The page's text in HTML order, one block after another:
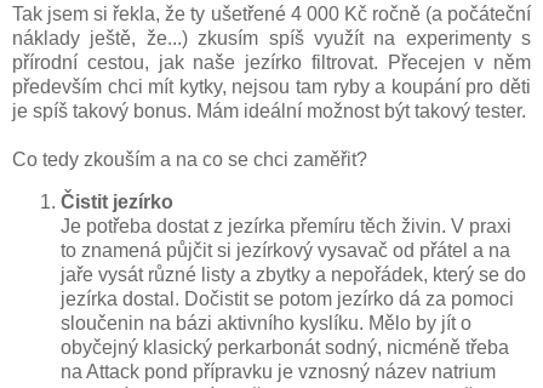
Tak jsem si řekla, že ty ušetřené 4 000 Kč ročně (a počáteční
náklady ještě, že...) zkusím spíš využít na experimenty s
přírodní cestou, jak naše jezírko filtrovat. Přecejen v něm
především chci mít kytky, nejsou tam ryby a koupání pro děti
je spíš takový bonus. Mám ideální možnost být takový tester.
Co tedy zkouším a na co se chci zaměřit?
Čistit jezírko
Je potřeba dostat z jezírka přemíru těch živin. V praxi
to znamená půjčit si jezírkový vysavač od přátel a na
jaře vysát různé listy a zbytky a nepořádek, který se do
jezírka dostal. Dočistit se potom jezírko dá za pomoci
sloučenin na bázi aktivního kyslíku. Mělo by jít o
obyčejný klasický perkarbonát sodný, nicméně třeba
na Attack pond přípravku je vznosný název natrium